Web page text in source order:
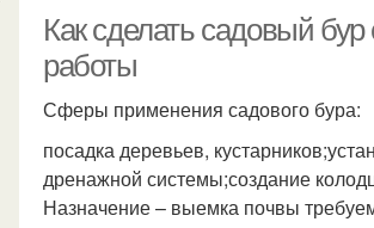
Как сделать садовый
работы
Сферы применения садового бура:
посадка деревьев,
дренажной системы;создание
Назначение – выемка почвы